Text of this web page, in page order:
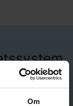
Om
Läs
få en djupare